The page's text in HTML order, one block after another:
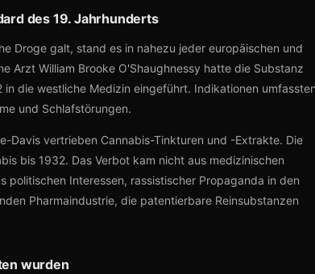
des 19. Jahrhunderts
Droge galt, stand es in nahezu jeder europäischen und
Arzt William Brooke O'Shaughnessy hatte die Substanz
die westliche Medizin eingeführt. Indikationen umfassten
und Schlafstörungen.
Davis vertrieben Cannabis-Tinkturen und -Extrakte. Die
bis 1932. Das Verbot kam nicht aus medizinischen
politischen Interessen, rassistischer Propaganda in den
Pharmaindustrie, die patentierbare Reinsubstanzen
wurden